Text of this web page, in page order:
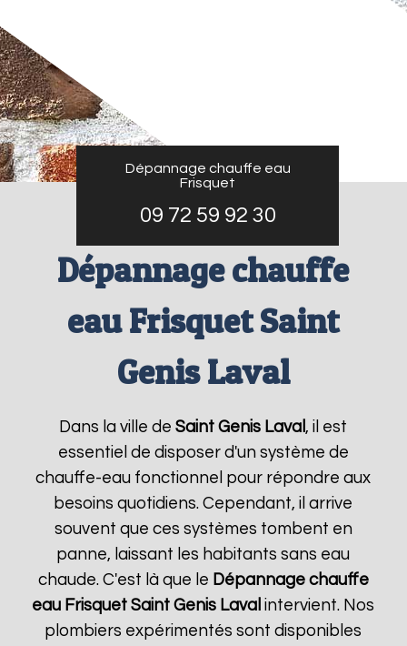
Dépannage chauffe eau
Frisquet
09 72 59 92 30
Dépannage chauffe
eau Frisquet Saint
Genis Laval
Dans la ville deSaint Genis Laval, il est
essentiel de disposer d'un système de
chauffe-eau fonctionnel pour répondre aux
besoins quotidiens. Cependant, il arrive
souvent que ces systèmes tombent en
panne, laissant les habitants sans eau
chaude. C'est là que le Dépannage chauffe
eau Frisquet Saint Genis Laval intervient. Nos
plombiers expérimentés sont disponibles